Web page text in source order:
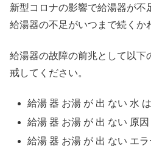
新型コロナの影響で給湯器が不
給湯器の不足がいつまで続くか
給湯器の故障の前兆として以下
戒してください。
給湯 器 お湯 が 出 ない 水
給湯 器 お湯 が 出 ない 原因
給湯 器 お湯 が 出 ない エラ